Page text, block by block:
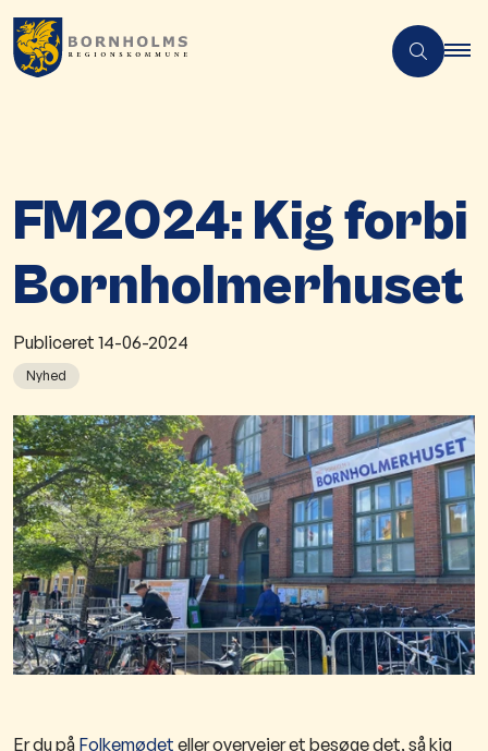
FM2024: Kig forbi
Bornholmerhuset
Publiceret 14-06-2024
Nyhed
Er du på Folkemødet eller overvejer et besøge det, så kig